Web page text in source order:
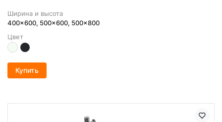
Ширина и высота
400x600, 500x600, 500x800
Цвет
Купить